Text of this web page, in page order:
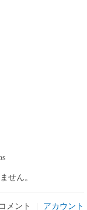
せん。
メント
アカウント